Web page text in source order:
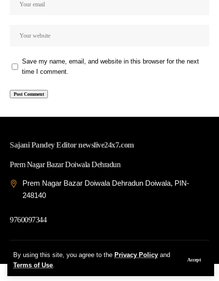
By using this site, you agree to the Privacy Policy and
Terms of Use.
Accept
Save my name, email, and website in this browser for the next
time I comment.
Sajani Pandey Editor newslive24x7.com
Prem Nagar Bazar Doiwala Dehradun
Prem Nagar Bazar Doiwala Dehradun Doiwala, PIN-
248140
9760097344
© 2026 News Live 24x7| Developed By: Tech Yard Labs